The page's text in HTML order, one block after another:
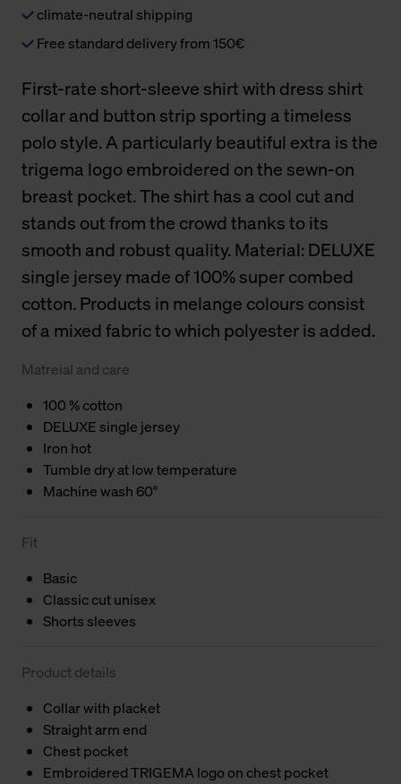
climate-neutral shipping
Free standard delivery from 150€
First-rate short-sleeve shirt with dress shirt
collar and button strip sporting a timeless
polo style. A particularly beautiful extra is the
trigema logo embroidered on the sewn-on
breast pocket. The shirt has a cool cut and
stands out from the crowd thanks to its
smooth and robust quality. Material: DELUXE
single jersey made of 100% super combed
cotton. Products in melange colours consist
of a mixed fabric to which polyester is added.
Matreial and care
100 % cotton
DELUXE single jersey
Iron hot
Tumble dry at low temperature
Machine wash 60°
Fit
Basic
Classic cut unisex
Shorts sleeves
Product details
Collar with placket
Straight arm end
Chest pocket
Embroidered TRIGEMA logo on chest pocket